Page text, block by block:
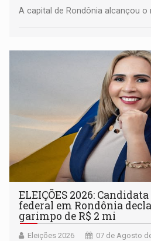
A capital de Rondônia alcançou o
ELEIÇÕES 2026:
federal em Rondônia
garimpo de R$ 2 mi
Eleições 2026 07 de Agosto